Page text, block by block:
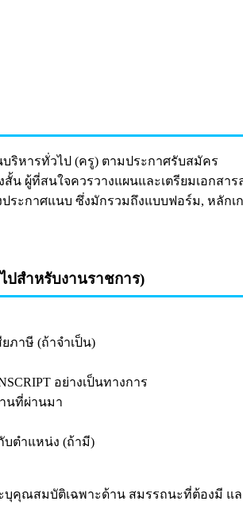
บริหารทั่วไป (ครู) ตามประกาศรับสมัคร
น ผู้ที่สนใจควรวางแผนและเตรียมเอกสาร
ระกาศแนบ ซึ่งมักรวมถึงแบบฟอร์ม, หลัก
ปสำหรับงานราชการ)
ภาษี (ถ้าจำเป็น)
อย่างเป็นทางการ
นที่ผ่านมา
บตำแหน่ง (ถ้ามี)
บุคุณสมบัติเฉพาะด้าน สมรรถนะที่ต้องมี แ